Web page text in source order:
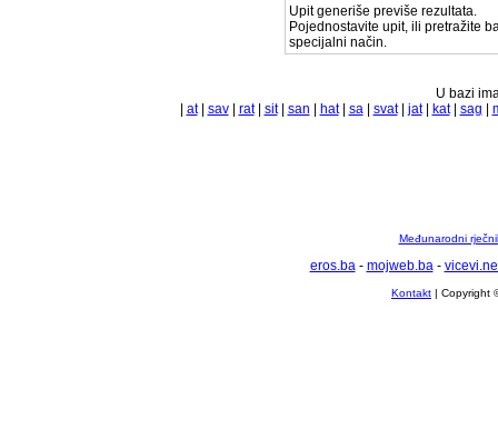
Upit generiše previše rezultata.
Pojednostavite upit, ili pretražite
specijalni način.
U bazi
at| sav| rat| sit| san hat| sa| svat| jat| kat| sag
Međunarodni
eros.ba- mojweb.ba-
Kontakt | Copyright